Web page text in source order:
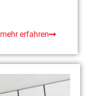
mehr erfahren